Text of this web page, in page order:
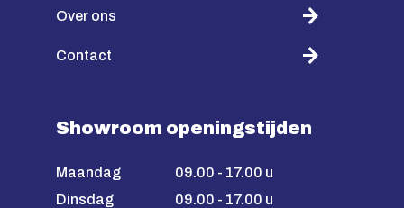
Over ons
Contact
Showroom openingstijden
Maandag
09.00 - 17.00 u
Dinsdag
09.00 - 17.00 u